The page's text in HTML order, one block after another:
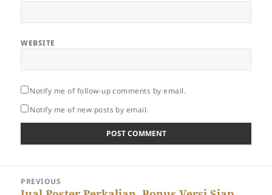
WEBSITE
Notify me of follow-up comments by email.
Notify me of new posts by email.
navigation
PREVIOUS